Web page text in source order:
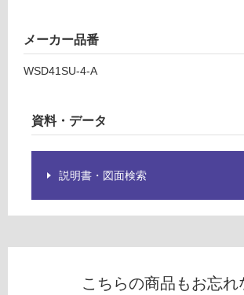
ケ
ス
の
が
必
要
商
品
仕
ご
メーカー品番
WSD41SU-4-A
資料・データ
説明書・図面検索
こちらの商品もお忘れ